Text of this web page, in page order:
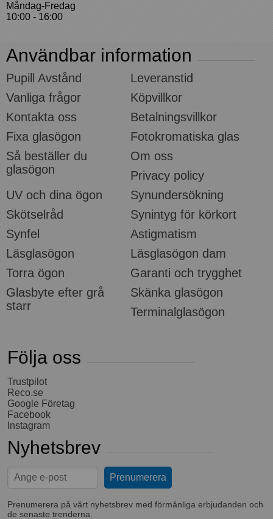
Måndag-Fredag
10:00 - 16:00
Användbar information
Pupill Avstånd
Leveranstid
Vanliga frågor
Köpvillkor
Kontakta oss
Betalningsvillkor
Fixa glasögon
Fotokromatiska glas
Så beställer du
glasögon
Om oss
Privacy policy
UV och dina ögon
Synundersökning
Skötselråd
Synintyg för körkort
Synfel
Astigmatism
Läsglasögon
Läsglasögon dam
Torra ögon
Garanti och trygghet
Glasbyte efter grå
starr
Skänka glasögon
Terminalglasögon
Följa oss
Trustpilot
Reco.se
Google Företag
Facebook
Instagram
Nyhetsbrev
Prenumerera på vårt nyhetsbrev med förmånliga erbjudanden och
de senaste trenderna.